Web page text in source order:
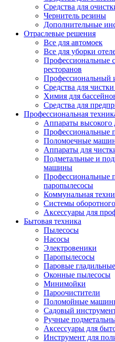
Средства для
Чернитель резины
Дополнительные
Отраслевые решения
Все для автомоек
Все для уборки
Профессиональные
ресторанов
Профессиональный
Средства для
Химия для
Cредства для
Профессиональная
Аппараты высокого
Профессиональные
Поломоечные
Аппараты для
Подметальные и
машины
Профессиональные
паропылесосы
Коммунальная
Системы
Аксессуары для
Бытовая техника
Пылесосы
Насосы
Электровеники
Паропылесосы
Паровые
Оконные пылесосы
Минимойки
Пароочистители
Поломойные
Садовый
Ручные
Аксессуары для
Инструмент для